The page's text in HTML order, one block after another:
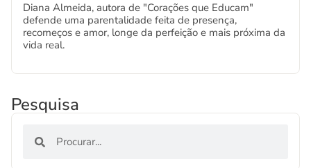
Diana Almeida, autora de "Corações que Educam"
defende uma parentalidade feita de presença,
recomeços e amor, longe da perfeição e mais próxima da
vida real.
Pesquisa